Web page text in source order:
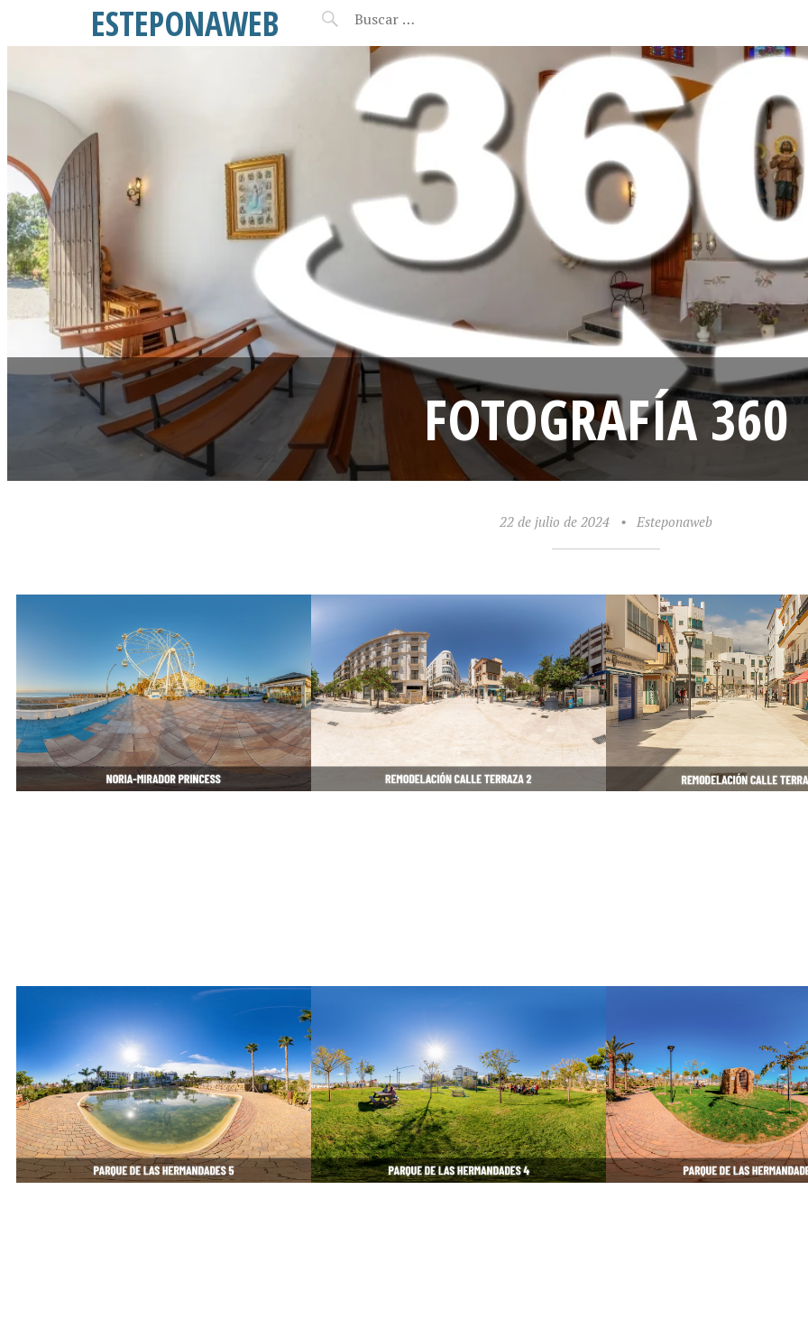
ESTEPONAWEB
FOTOGRAFÍA 360
22 de julio de 2024 • Esteponaweb